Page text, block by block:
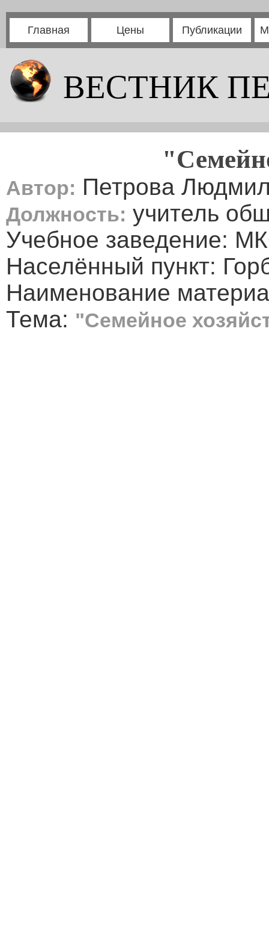
Главная Цены Публикации
ВЕСТНИК
Автор: Петрова
Должность: учитель
Учебное заведение:
Населённый пункт:
Наименование
Тема: "Семейное